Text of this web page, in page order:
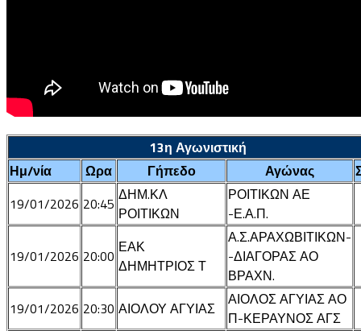
13η Αγωνιστική
Ημ/νία
Ωρα Γήπεδο Αγώνας
19/01/2026 20:45 ΔΗΜ.ΚΛ
ΡΟΙΤΙΚΩΝ
ΡΟΙΤΙΚΩΝ ΑΕ
-Ε.Α.Π.
19/01/2026 20:00 ΕΑΚ
ΔΗΜΗΤΡΙΟΣ Τ
Α.Σ.ΑΡΑΧΩΒΙΤΙΚΩΝ-
-ΔΙΑΓΟΡΑΣ ΑΟ
ΒΡΑΧΝ.
19/01/2026 20:30 ΑΙΟΛΟΥ ΑΓΥΙΑΣ
ΑΙΟΛΟΣ ΑΓΥΙΑΣ ΑΟ
Π-ΚΕΡΑΥΝΟΣ ΑΓΣ